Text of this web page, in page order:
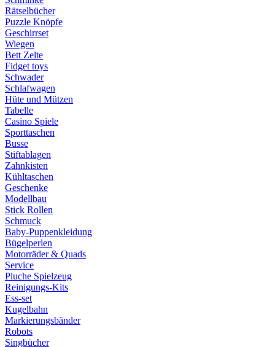
Rätselbücher
Puzzle Knöpfe
Geschirrset
Wiegen
Bett Zelte
Fidget toys
Schwader
Schlafwagen
Hüte und Mützen
Tabelle
Casino Spiele
Sporttaschen
Busse
Stiftablagen
Zahnkisten
Kühltaschen
Geschenke
Modellbau
Stick Rollen
Schmuck
Baby-Puppenkleidung
Bügelperlen
Motorräder & Quads
Service
Pluche Spielzeug
Reinigungs-Kits
Ess-set
Kugelbahn
Markierungsbänder
Robots
Singbücher